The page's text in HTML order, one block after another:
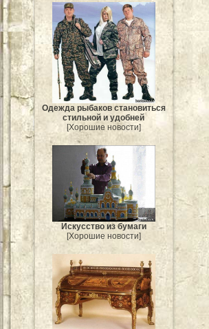
Одежда рыбаков становиться
стильной и удобней
[Хорошие новости]
Искусство из бумаги
[Хорошие новости]